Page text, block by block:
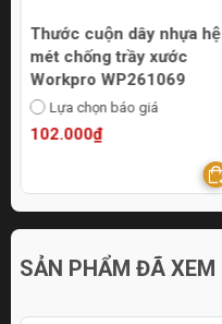
Thước cuộn dây nhựa hệ
mét chống trầy xước
Workpro WP261069
Lựa chọn báo giá
102.000₫
SẢN PHẨM ĐÃ XEM